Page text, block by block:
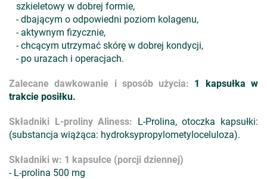
szkieletowy w dobrej formie,
- dbającym o odpowiedni poziom kolagenu,
- aktywnym fizycznie,
- chcącym utrzymać skórę w dobrej kondycji,
- po urazach i operacjach.
Zalecane dawkowanie i sposób użycia: 1 kapsułka w
trakcie posiłku.
Składniki L-proliny Aliness: L-Prolina, otoczka kapsułki:
(substancja wiążąca: hydroksypropylometyloceluloza).
Składniki w: 1 kapsułce (porcji dziennej)
- L-prolina 500 mg